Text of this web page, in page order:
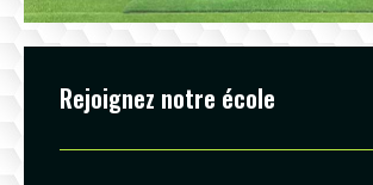
Rejoignez notre école